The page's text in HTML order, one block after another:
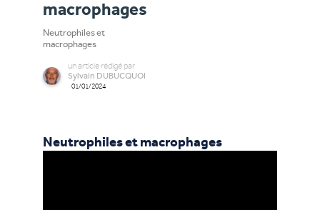
macrophages
Neutrophiles et
macrophages
unarticle rédigé par
Sylvain DUBUCQUOI
01/01/2024
Neutrophiles et macrophages